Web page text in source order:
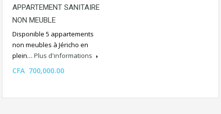
APPARTEMENT SANITAIRE
NON MEUBLE
Disponible 5 appartements
non meubles à Jéricho en
plein… Plus d'informations
CFA 700,000.00